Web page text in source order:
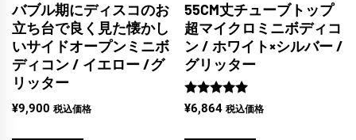
バブル期にディスコのお
立ち台で良く見た懐かし
いサイドオープンミニボ
ディコン / イエロー /グ
リッター
¥9,900 税込価格
55CM丈チューブトップ
超マイクロミニボディコ
ン / ホワイト×シルバー /
グリッター
5段階中
5.00
¥6,864 税込価格